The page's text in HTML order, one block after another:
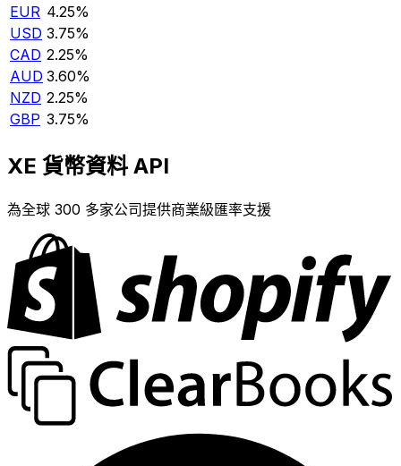
EUR 4.25%
USD 3.75%
CAD 2.25%
AUD 3.60%
NZD 2.25%
GBP 3.75%
XE 貨幣資料 API
為全球 300 多家公司提供商業級匯率支援